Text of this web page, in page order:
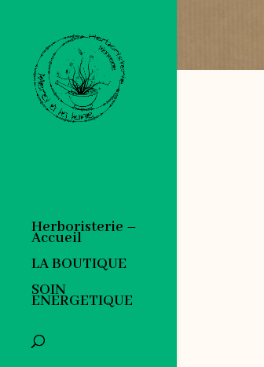
Herboristerie –
Accueil
LA BOUTIQUE
SOIN
ENERGETIQUE